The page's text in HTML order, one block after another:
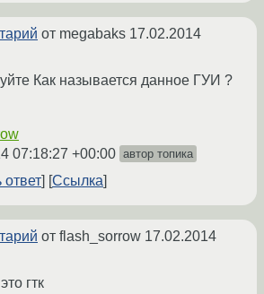
от megabaks 17.02.2014
Как называется данное ГУИ ?
07:18:27 +00:00 автор топика
ответ Ссылка
от flash_sorrow 17.02.2014
гтк